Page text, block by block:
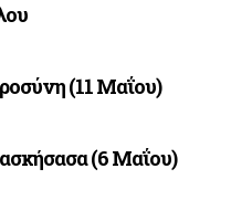
(11 Μαΐου)
(6 Μαΐου)